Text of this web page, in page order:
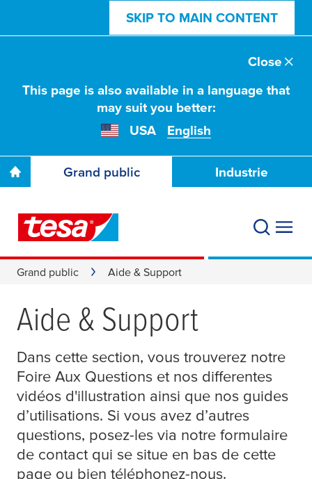
SKIP TO MAIN CONTENT
This page is also available in a language that
may suit you better:
USA
English
Close
Grand public Industrie
Grand public Aide & Support
Aide & Support
Dans cette section, vous trouverez notre
Foire Aux Questions et nos differentes
vidéos d'illustration ainsi que nos guides
d’utilisations. Si vous avez d’autres
questions, posez-les via notre formulaire
de contact qui se situe en bas de cette
page ou bien téléphonez-nous.